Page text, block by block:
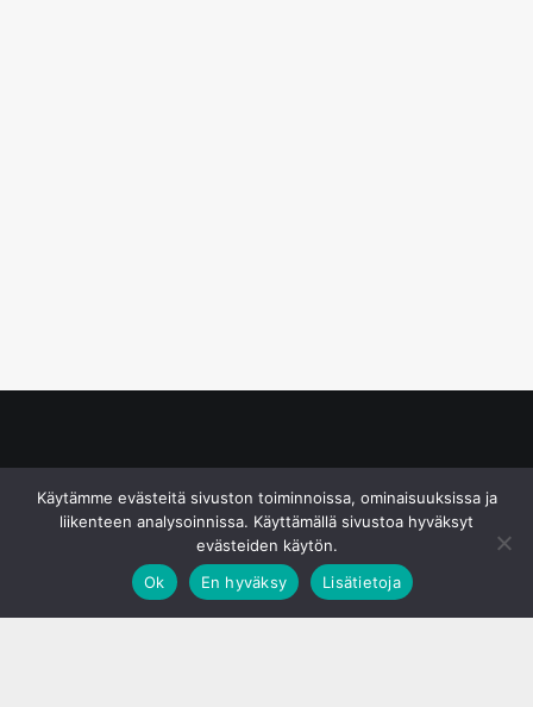
Käytämme evästeitä sivuston toiminnoissa, ominaisuuksissa ja
liikenteen analysoinnissa. Käyttämällä sivustoa hyväksyt
evästeiden käytön.
Ok
En hyväksy Lisätietoja